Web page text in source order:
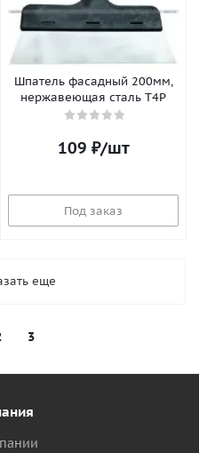
Шпатель фасадный 200мм,
нержавеющая сталь T4P
109 ₽/шт
Под заказ
еще
3